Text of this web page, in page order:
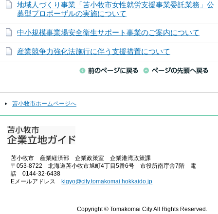
地域人づくり事業「苫小牧市女性就労支援事業委託業務」公
募型プロポーザルの実施について
中小規模事業場安全衛生サポート事業のご案内について
産業競争力強化法施行に伴う支援措置について
苫小牧市ホームページへ
苫小牧市 産業経済部 企業政策室 企業港湾政策課
〒053-8722 北海道苫小牧市旭町4丁目5番6号 市役所南庁舎7階 電
話 0144-32-6438
Eメールアドレス kigyo@city.tomakomai.hokkaido.jp
Copyright © Tomakomai City All Rights Reserved.